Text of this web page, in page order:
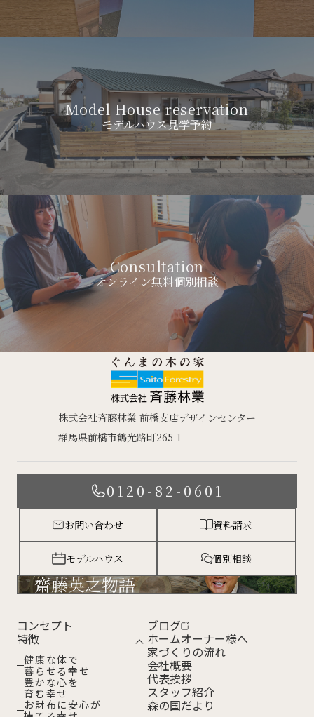
Model House reservation
モデルハウス見学予約
Consultation
オンライン無料個別相談
株式会社斉藤林業 前橋支店デザインセンター
群馬県前橋市鶴光路町265-1
コンセプト
特徴
健康な体で
暮らせる幸せ
豊かな心を
育む幸せ
お財布に安心が
ブログ
ホームオーナー様へ
家づくりの流れ
会社概要
代表挨拶
スタッフ紹介
森の国だより
0120-82-0601
お問い合わせ 資料請求
モデルハウス 個別相談
齋藤英之物語